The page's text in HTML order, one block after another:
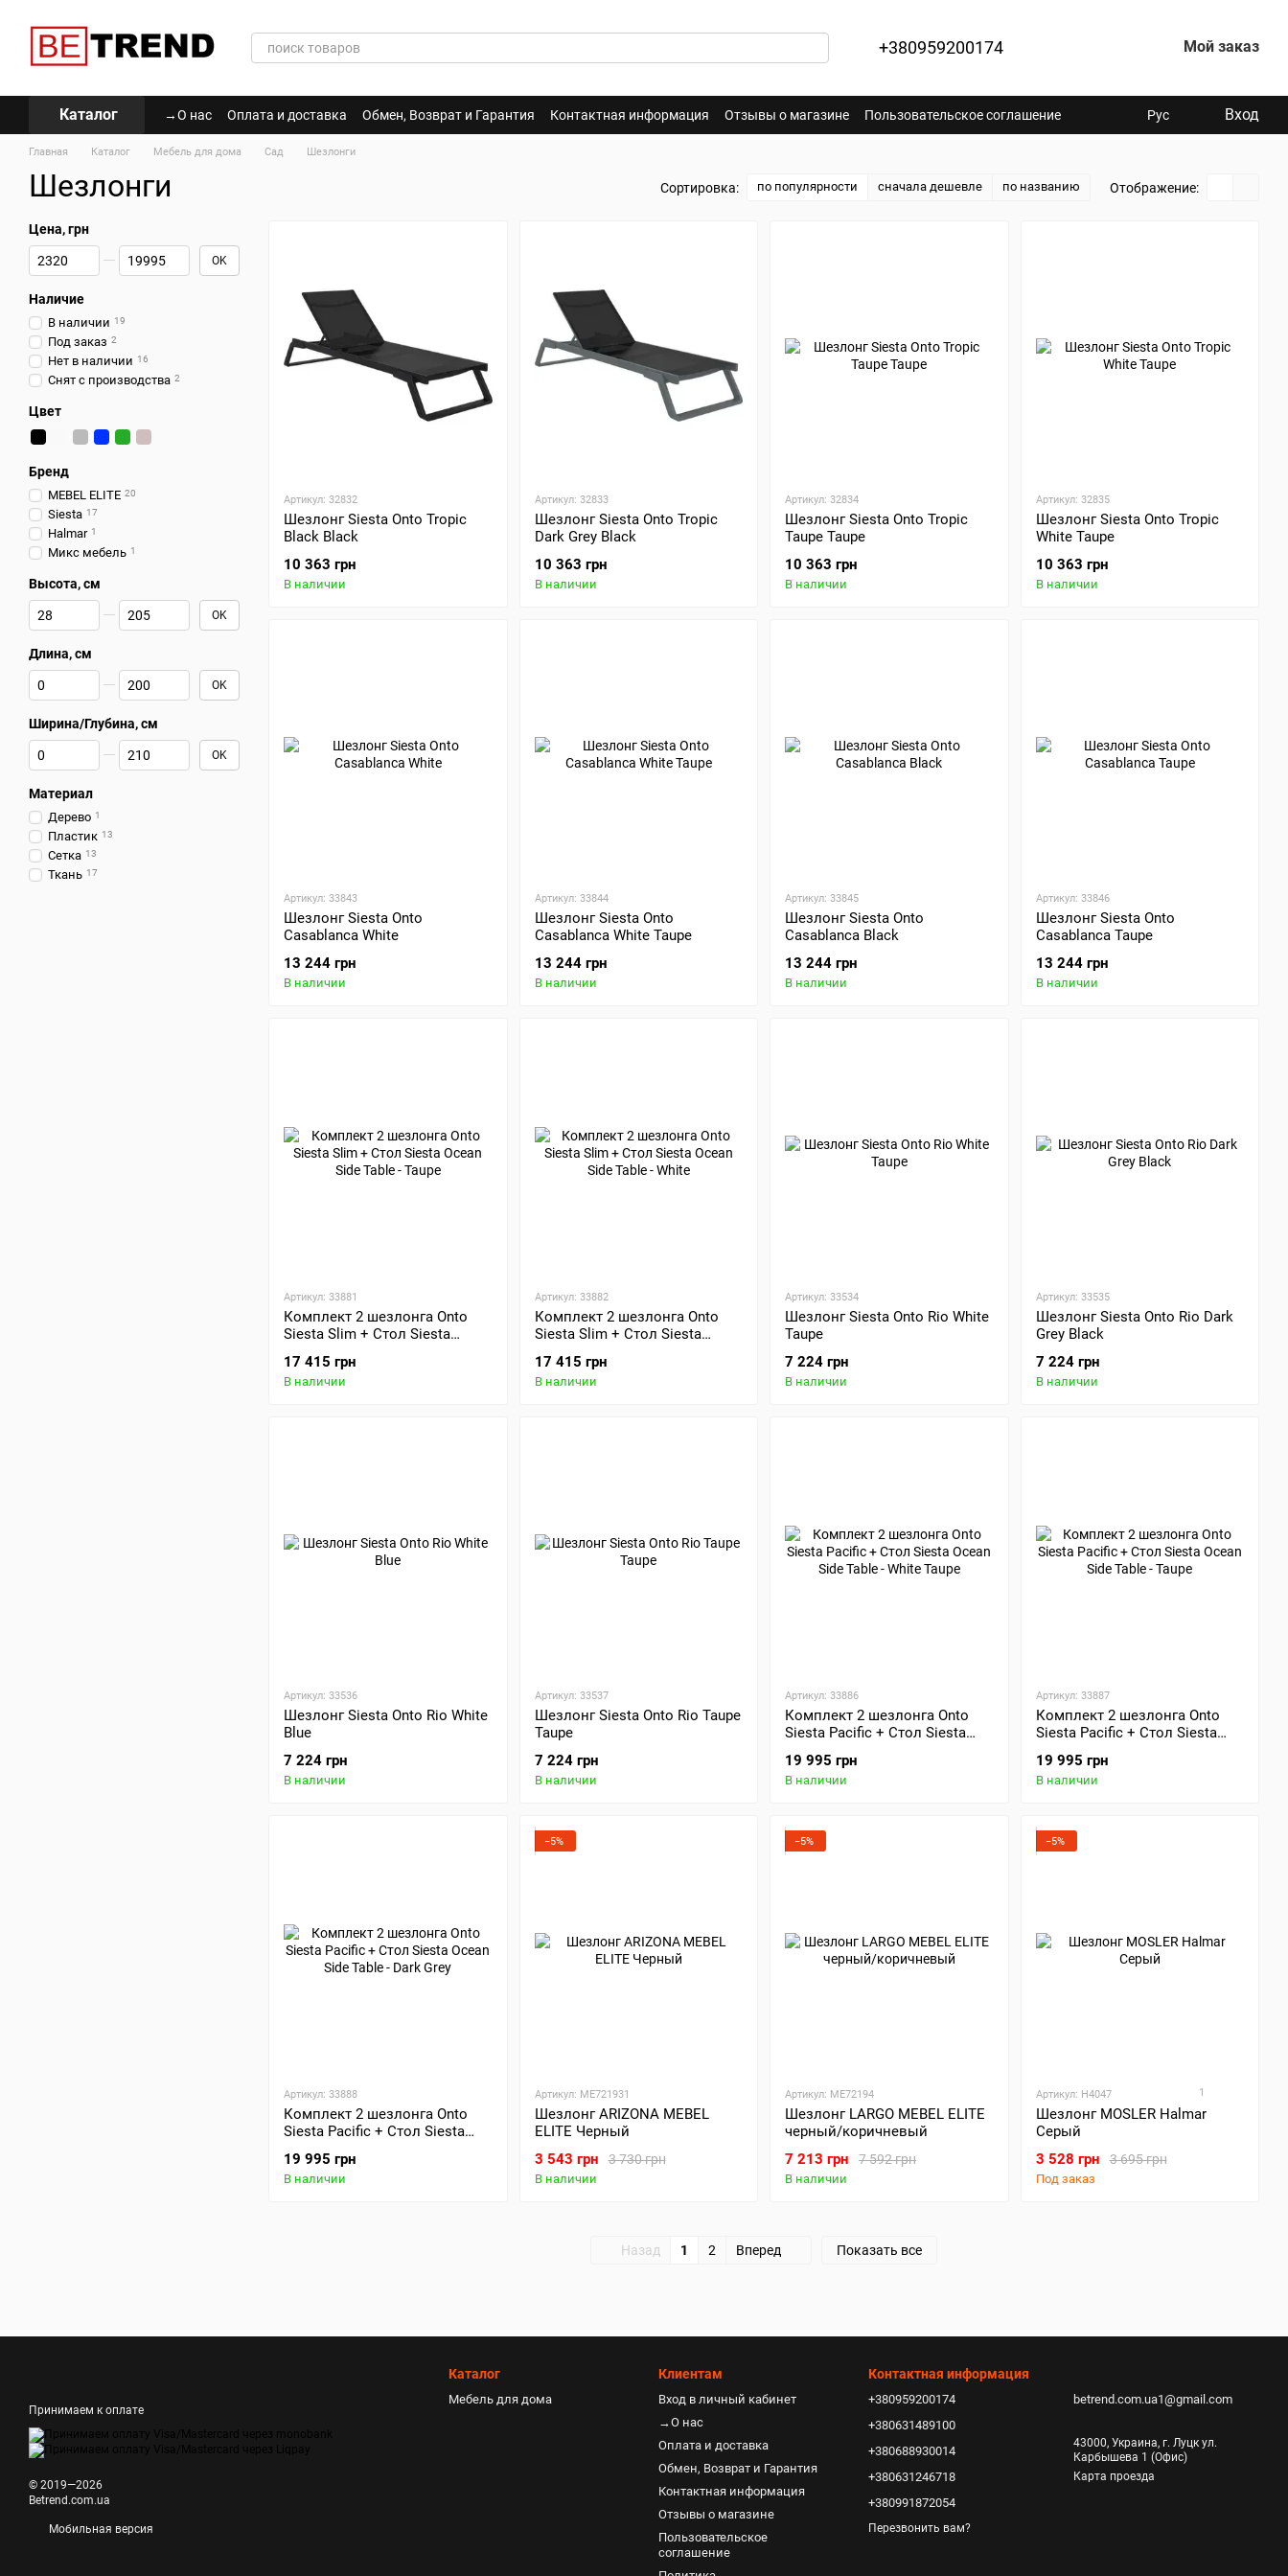
+380959200174 Мой заказ
Каталог →О нас Оплата и доставка Обмен, Возврат и Гарантия Контактная информация Отзывы о магазине
Пользовательское соглашение
Политика Конфиденциальности
Рус Вход
Главная Каталог Мебель для дома Сад Шезлонги
Шезлонги Сортировка: по популярности сначала дешевле по названию Отображение:
Артикул: 32832
Шезлонг Siesta Onto Tropic
Black Black
10 363 грн
В наличии
Артикул: 32833
Шезлонг Siesta Onto Tropic
Dark Grey Black
10 363 грн
В наличии
Артикул: 32834
Шезлонг Siesta Onto Tropic
Taupe Taupe
10 363 грн
В наличии
Артикул: 32835
Шезлонг Siesta Onto Tropic
White Taupe
10 363 грн
В наличии
Артикул: 33843
Шезлонг Siesta Onto
Casablanca White
13 244 грн
В наличии
Артикул: 33844
Шезлонг Siesta Onto
Casablanca White Taupe
13 244 грн
В наличии
Артикул: 33845
Шезлонг Siesta Onto
Casablanca Black
13 244 грн
В наличии
Артикул: 33846
Шезлонг Siesta Onto
Casablanca Taupe
13 244 грн
В наличии
Артикул: 33881
Комплект 2 шезлонга Onto
Siesta Slim + Стол Siesta
17 415 грн
В наличии
Артикул: 33882
Комплект 2 шезлонга Onto
Siesta Slim + Стол Siesta
17 415 грн
В наличии
Артикул: 33534
Шезлонг Siesta Onto Rio White
Taupe
7 224 грн
В наличии
Артикул: 33535
Шезлонг Siesta Onto Rio Dark
Grey Black
7 224 грн
В наличии
Артикул: 33536
Шезлонг Siesta Onto Rio White
Blue
7 224 грн
В наличии
Артикул: 33537
Шезлонг Siesta Onto Rio Taupe
Taupe
7 224 грн
В наличии
Артикул: 33886
Комплект 2 шезлонга Onto
Siesta Pacific + Стол Siesta
19 995 грн
В наличии
Артикул: 33887
Комплект 2 шезлонга Onto
Siesta Pacific + Стол Siesta
19 995 грн
В наличии
Артикул: 33888
Комплект 2 шезлонга Onto
Siesta Pacific + Стол Siesta
19 995 грн
В наличии
−5%
Артикул: ME721931
Шезлонг ARIZONA MEBEL
ELITE Черный
3 730 грн
3 543 грн
В наличии
−5%
Артикул: ME72194
Шезлонг LARGO MEBEL ELITE
черный/коричневый
7 592 грн
7 213 грн
В наличии
−5%
Артикул: H4047 1
Шезлонг MOSLER Halmar
Серый
3 695 грн
3 528 грн
Под заказ
Назад 1 2 Вперед Показать все
Цена, грн
От Цена, грн
До Цена, грн OK
Наличие
В наличии 19
Под заказ 2
Нет в наличии 16
Снят с производства 2
Цвет
Бренд
MEBEL ELITE 20
Siesta 17
Halmar 1
Микс мебель 1
Высота, см
От Высота, см
До Высота, см OK
Длина, см
От Длина, см
До Длина, см OK
Ширина/Глубина, см
От Ширина/Глубина, см
До Ширина/Глубина, см OK
Материал
Дерево 1
Пластик 13
Сетка 13
Ткань 17
Принимаем к оплате
© 2019—2026
Betrend.com.ua
Мобильная версия
Каталог
Мебель для дома
Клиентам
Вход в личный кабинет
→О нас
Оплата и доставка
Обмен, Возврат и Гарантия
Контактная информация
Отзывы о магазине
Пользовательское
соглашение
Контактная информация
+380959200174
+380631489100
+380688930014
+380631246718
+380991872054
Перезвонить вам?
betrend.com.ua1@gmail.com
43000, Украина, г. Луцк ул.
Карбышева 1 (Офис)
Карта проезда